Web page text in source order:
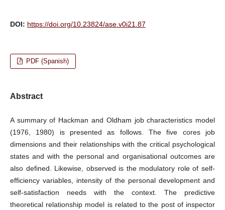
DOI: https://doi.org/10.23824/ase.v0i21.87
PDF (Spanish)
Abstract
A summary of Hackman and Oldham job characteristics model
(1976, 1980) is presented as follows. The five cores job
dimensions and their relationships with the critical psychological
states and with the personal and organisational outcomes are
also defined. Likewise, observed is the modulatory role of self-
efficiency variables, intensity of the personal development and
self-satisfaction needs with the context. The predictive
theoretical relationship model is related to the post of inspector